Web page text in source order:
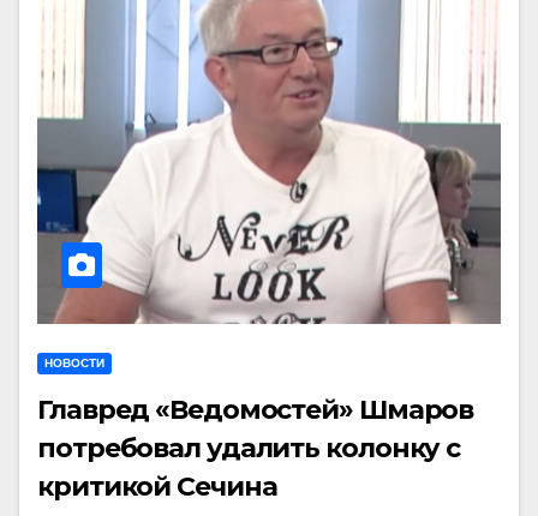
НОВОСТИ
Главред «Ведомостей» Шмаров
потребовал удалить колонку с
критикой Сечина